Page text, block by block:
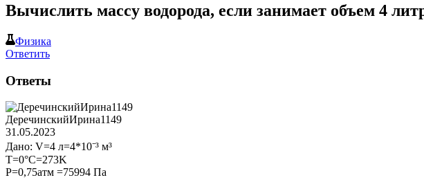
Вычислить массу водорода, если занимает объем 4
Физика
Ответить
Ответы
ДеречинскийИрина1149
31.05.2023
Дано: V=4 л=4*10⁻³ м³
T=0°C=273K
P=0,75атм =75994 Па